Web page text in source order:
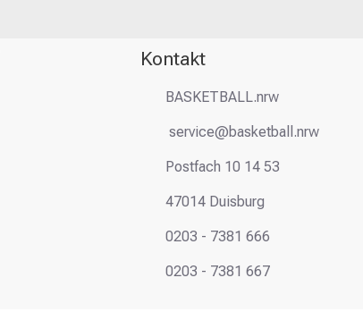
Kontakt
BASKETBALL.nrw
service@basketball.nrw
Postfach 10 14 53
47014 Duisburg
0203 - 7381 666
0203 - 7381 667